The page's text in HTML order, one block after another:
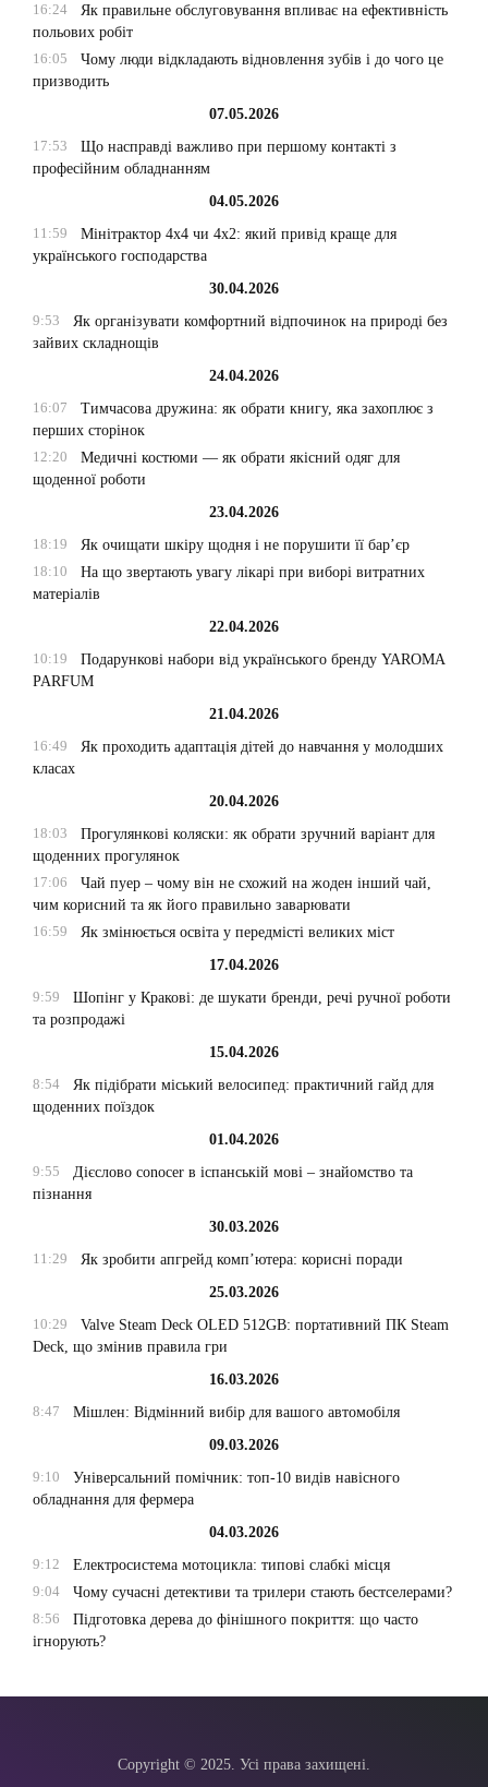
16:24
Як правильне обслуговування впливає на ефективність
польових робіт
16:05
Чому люди відкладають відновлення зубів і до чого це
призводить
07.05.2026
17:53
Що насправді важливо при першому контакті з
професійним обладнанням
04.05.2026
11:59
Мінітрактор 4х4 чи 4х2: який привід краще для
українського господарства
30.04.2026
9:53
Як організувати комфортний відпочинок на природі без
зайвих складнощів
24.04.2026
16:07
Тимчасова дружина: як обрати книгу, яка захоплює з
перших сторінок
12:20
Медичні костюми — як обрати якісний одяг для
щоденної роботи
23.04.2026
18:19
Як очищати шкіру щодня і не порушити її бар’єр
18:10
На що звертають увагу лікарі при виборі витратних
матеріалів
22.04.2026
10:19
Подарункові набори від українського бренду YAROMA
PARFUM
21.04.2026
16:49
Як проходить адаптація дітей до навчання у молодших
класах
20.04.2026
18:03
Прогулянкові коляски: як обрати зручний варіант для
щоденних прогулянок
17:06
Чай пуер – чому він не схожий на жоден інший чай,
чим корисний та як його правильно заварювати
16:59
Як змінюється освіта у передмісті великих міст
17.04.2026
9:59
Шопінг у Кракові: де шукати бренди, речі ручної роботи
та розпродажі
15.04.2026
8:54
Як підібрати міський велосипед: практичний гайд для
щоденних поїздок
01.04.2026
9:55
Дієслово conocer в іспанській мові – знайомство та
пізнання
30.03.2026
11:29
Як зробити апгрейд комп’ютера: корисні поради
25.03.2026
10:29
Valve Steam Deck OLED 512GB: портативний ПК Steam
Deck, що змінив правила гри
16.03.2026
8:47
Мішлен: Відмінний вибір для вашого автомобіля
09.03.2026
9:10
Універсальний помічник: топ-10 видів навісного
обладнання для фермера
04.03.2026
9:12
Електросистема мотоцикла: типові слабкі місця
9:04
Чому сучасні детективи та трилери стають бестселерами?
8:56
Підготовка дерева до фінішного покриття: що часто
ігнорують?
Copyright © 2025. Усі права захищені.